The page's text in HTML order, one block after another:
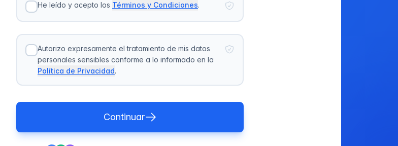
He leído y acepto los Términos y Condiciones.
Autorizo expresamente el tratamiento de mis datos
personales sensibles conforme a lo informado en la
Política de Privacidad.
Continuar